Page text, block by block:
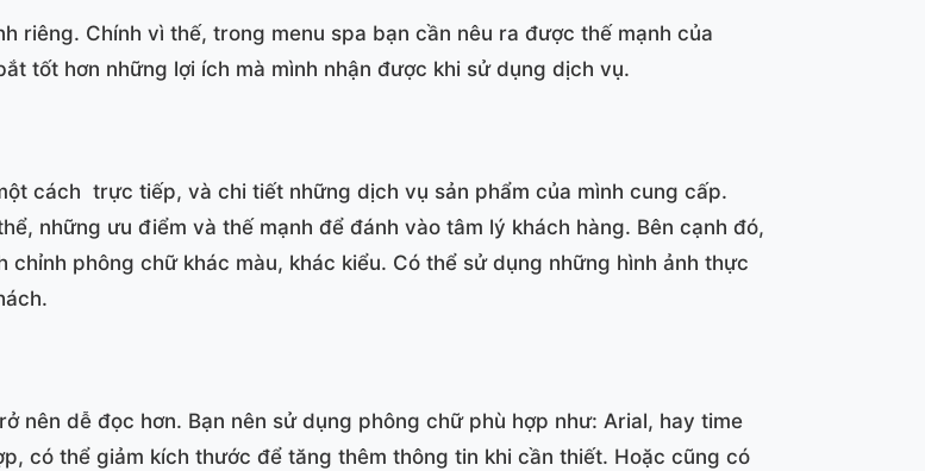
riêng. Chính vì thế, trong menu spa bạn cần nêu ra được thế mạnh của
tốt hơn những lợi ích mà mình nhận được khi sử dụng dịch vụ.
cách trực tiếp, và chi tiết những dịch vụ sản phẩm của mình cung cấp.
những ưu điểm và thế mạnh để đánh vào tâm lý khách hàng. Bên cạnh đó,
phông chữ khác màu, khác kiểu. Có thể sử dụng những hình ảnh thực
nên dễ đọc hơn. Bạn nên sử dụng phông chữ phù hợp như: Arial, hay time
có thể giảm kích thước để tăng thêm thông tin khi cần thiết. Hoặc cũng có